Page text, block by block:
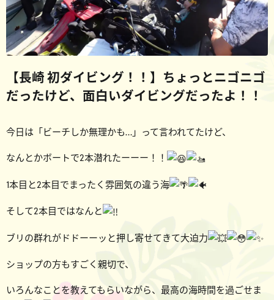
【長崎 初ダイビング！！】ちょっとニゴニゴ
だったけど、面白いダイビングだったよ！！
今日は「ビーチしか無理かも…」って言われてたけど、
なんとかボートで2本潜れたーーー！！
1本目と2本目でまったく雰囲気の違う海
そして2本目ではなんと
ブリの群れがドドーーッと押し寄せてきて大迫力
ショップの方もすごく親切で、
いろんなことを教えてもらいながら、最高の海時間を過ごせま